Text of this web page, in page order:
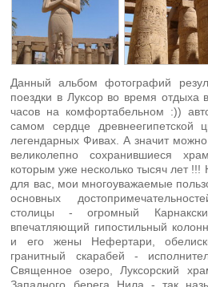
Данный альбом фотографий
поездки в Луксор во время отдыха
часов на комфортабельном :))
самом сердце древнеегипетской
легендарных Фивах. А значит
великолепно сохранившиеся
которым уже несколько тысяч лет !!!
для вас, мои многоуважаемые
основных
столицы - огромный
впечатляющий гипостильный
и его жены Нефертари,
гранитный скарабей -
Священное озеро, Луксорский
Западного берега Нила - так